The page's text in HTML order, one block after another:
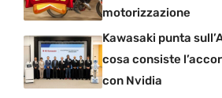
motorizzazione
Kawasaki punta
cosa consiste
con Nvidia